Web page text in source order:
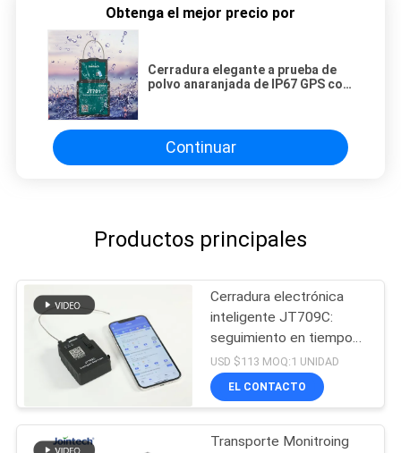
Obtenga el mejor precio por
Cerradura elegante a prueba de
polvo anaranjada de IP67 GPS con
Continuar
Productos principales
Cerradura electrónica
inteligente JT709C:
seguimiento en tiempo
real y desbloqueo
remoto
USD $113 MOQ:1 UNIDAD
EL CONTACTO
Transporte Monitroing